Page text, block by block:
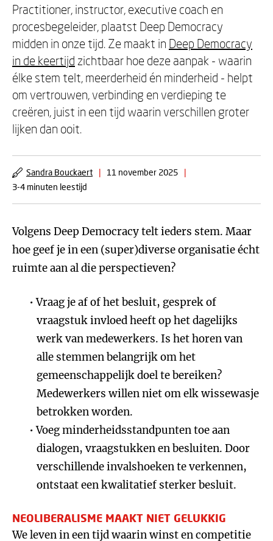
Practitioner, instructor, executive coach en
procesbegeleider, plaatst Deep Democracy
midden in onze tijd. Ze maakt in Deep Democracy
in de keertijd zichtbaar hoe deze aanpak - waarin
élke stem telt, meerderheid én minderheid - helpt
om vertrouwen, verbinding en verdieping te
creëren, juist in een tijd waarin verschillen groter
lijken dan ooit.
Sandra Bouckaert | 11 november 2025
|
3-4 minuten leestijd
Volgens Deep Democracy telt ieders stem. Maar
hoe geef je in een (super)diverse organisatie écht
ruimte aan al die perspectieven?
Vraag je af of het besluit, gesprek of
vraagstuk invloed heeft op het dagelijks
werk van medewerkers. Is het horen van
alle stemmen belangrijk om het
gemeenschappelijk doel te bereiken?
Medewerkers willen niet om elk wissewasje
betrokken worden.
Voeg minderheidsstandpunten toe aan
dialogen, vraagstukken en besluiten. Door
verschillende invalshoeken te verkennen,
ontstaat een kwalitatief sterker besluit.
NEOLIBERALISME MAAKT NIET GELUKKIG
We leven in een tijd waarin winst en competitie